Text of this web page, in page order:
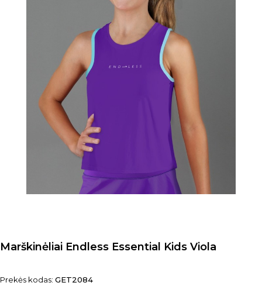
Marškinėliai Endless Essential Kids Viola
Prekės kodas: GET2084